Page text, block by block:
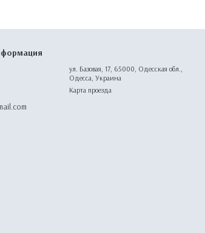
ул. Базовая, 17, 65000, Одесская обл.,
Одесса, Украина
Карта проезда